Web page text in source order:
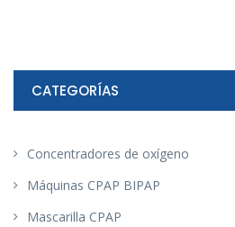
CATEGORÍAS
Concentradores de oxígeno
Máquinas CPAP BIPAP
Mascarilla CPAP